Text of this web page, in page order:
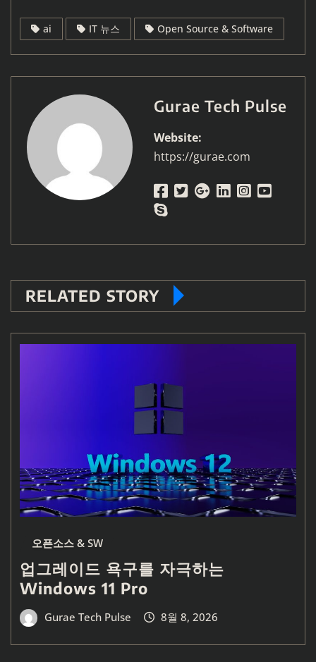
ai IT 뉴스 Open Source & Software
Gurae Tech Pulse
Website:
https://gurae.com
RELATED STORY
오픈소스 & SW
업그레이드 욕구를 자극하는
Windows 11 Pro
Gurae Tech Pulse 8월 8, 2026